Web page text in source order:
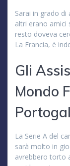
Sarai in grado
altri erano amici
resto doveva
La Francia, è
Gli
Mondo
La Serie A del
sarà molto in
avrebbero torto